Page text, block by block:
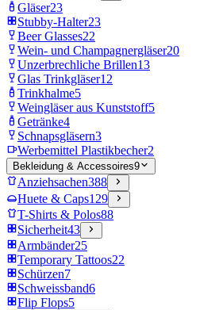
Gläser23
Stubby-Halter23
Beer Glasses22
Wein- und Champagnergläser20
Unzerbrechliche Brillen13
Glas Trinkgläser12
Trinkhalme5
Weingläser aus Kunststoff5
Getränke4
Schnapsgläsern3
Werbemittel Plastikbecher2
Bekleidung & Accessoires9
Anziehsachen388
Huete & Caps129
T-Shirts & Polos88
Sicherheit43
Armbänder25
Temporary Tattoos22
Schürzen7
Schweissband6
Flip Flops5